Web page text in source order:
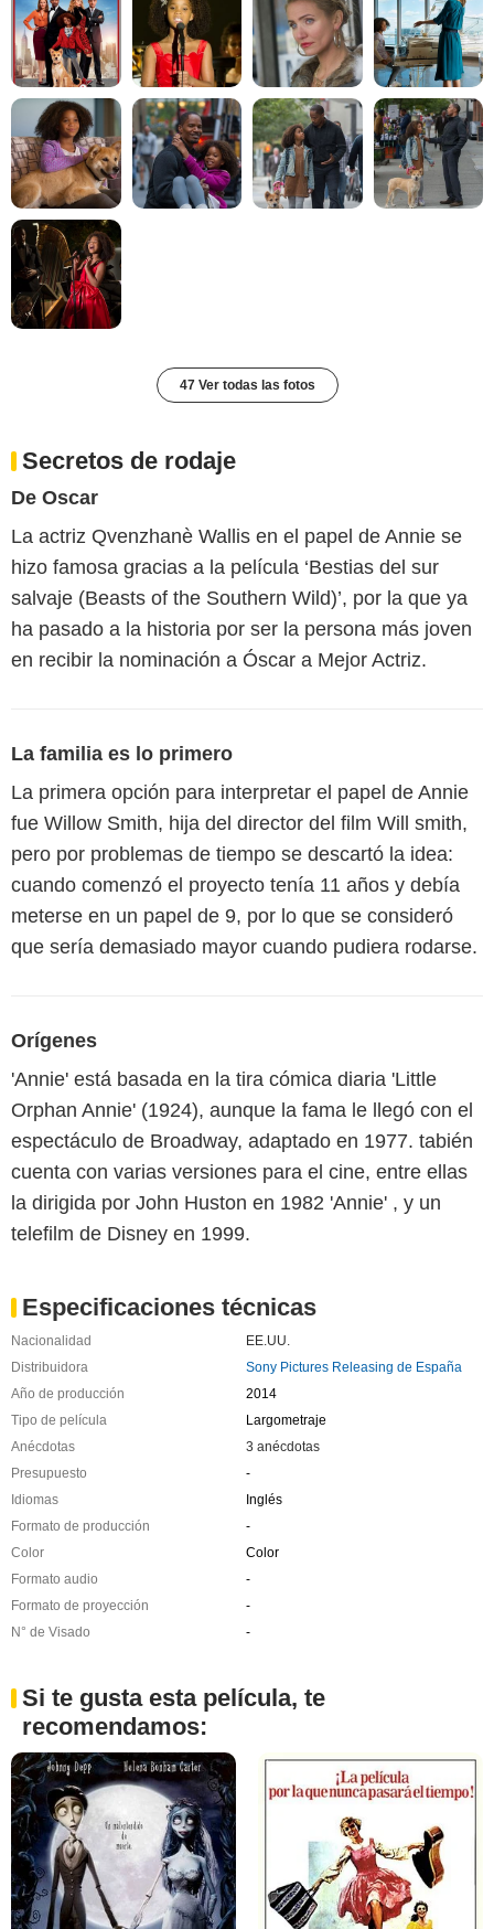
47 Ver todas las fotos
Secretos de rodaje
De Oscar
La actriz Qvenzhanè Wallis en el papel de Annie se
hizo famosa gracias a la película ‘Bestias del sur
salvaje (Beasts of the Southern Wild)’, por la que ya
ha pasado a la historia por ser la persona más joven
en recibir la nominación a Óscar a Mejor Actriz.
La familia es lo primero
La primera opción para interpretar el papel de Annie
fue Willow Smith, hija del director del film Will smith,
pero por problemas de tiempo se descartó la idea:
cuando comenzó el proyecto tenía 11 años y debía
meterse en un papel de 9, por lo que se consideró
que sería demasiado mayor cuando pudiera rodarse.
Orígenes
'Annie' está basada en la tira cómica diaria 'Little
Orphan Annie' (1924), aunque la fama le llegó con el
espectáculo de Broadway, adaptado en 1977. tabién
cuenta con varias versiones para el cine, entre ellas
la dirigida por John Huston en 1982 'Annie' , y un
telefilm de Disney en 1999.
Especificaciones técnicas
Nacionalidad
EE.UU.
Distribuidora
Sony Pictures Releasing de España
Año de producción
2014
Tipo de película
Largometraje
Anécdotas
3 anécdotas
Presupuesto
-
Idiomas
Inglés
Formato de producción
-
Color
Color
Formato audio
-
Formato de proyección
-
N° de Visado
-
Si te gusta esta película, te
recomendamos: